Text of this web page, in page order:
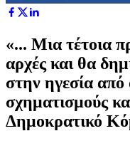
«... Mια τέτοια
αρχές και θα
στην ηγεσία από
σχηματισμούς
Δημοκρατικό